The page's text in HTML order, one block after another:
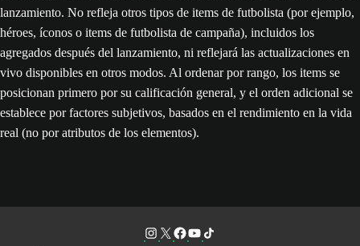
lanzamiento. No refleja otros tipos de items de futbolista (por ejemplo,
héroes, íconos o items de futbolista de campaña), incluidos los
agregados después del lanzamiento, ni reflejará las actualizaciones en
vivo disponibles en otros modos. Al ordenar por rango, los items se
posicionan primero por su calificación general, y el orden adicional se
establece por factores subjetivos, basados en el rendimiento en la vida
real (no por atributos de los elementos).